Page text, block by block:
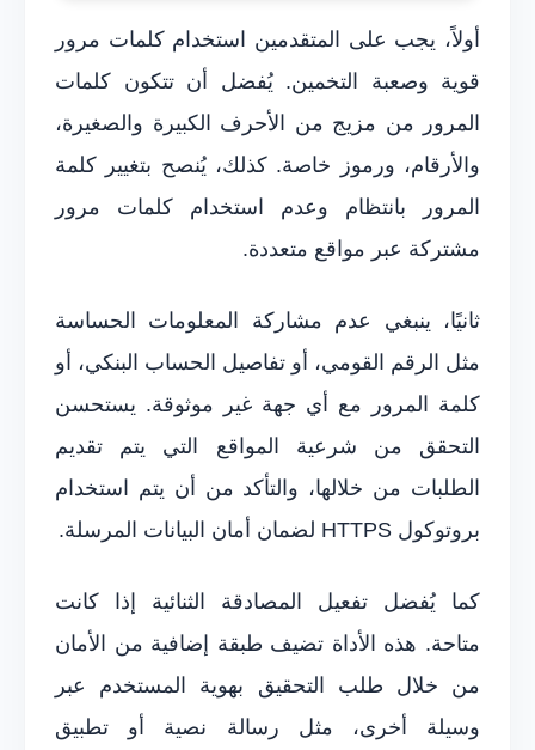
أولاً، يجب على المتقدمين استخدام كلمات مرور
قوية وصعبة التخمين. يُفضل أن تتكون كلمات
المرور من مزيج من الأحرف الكبيرة والصغيرة،
والأرقام، ورموز خاصة. كذلك، يُنصح بتغيير كلمة
المرور بانتظام وعدم استخدام كلمات مرور
مشتركة عبر مواقع متعددة.
ثانيًا، ينبغي عدم مشاركة المعلومات الحساسة
مثل الرقم القومي، أو تفاصيل الحساب البنكي، أو
كلمة المرور مع أي جهة غير موثوقة. يستحسن
التحقق من شرعية المواقع التي يتم تقديم
الطلبات من خلالها، والتأكد من أن يتم استخدام
بروتوكول HTTPS لضمان أمان البيانات المرسلة.
كما يُفضل تفعيل المصادقة الثنائية إذا كانت
متاحة. هذه الأداة تضيف طبقة إضافية من الأمان
من خلال طلب التحقيق بهوية المستخدم عبر
وسيلة أخرى، مثل رسالة نصية أو تطبيق